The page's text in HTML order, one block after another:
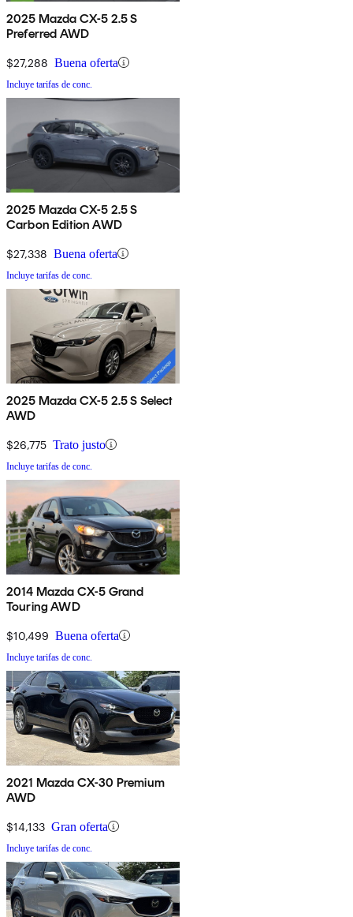
2025 Mazda CX-5 2.5 S
Preferred AWD
$27,288 Buena oferta
Incluye tarifas de conc.
2025 Mazda CX-5 2.5 S
Carbon Edition AWD
$27,338 Buena oferta
Incluye tarifas de conc.
2025 Mazda CX-5 2.5 S Select
AWD
$26,775 Trato justo
Incluye tarifas de conc.
2014 Mazda CX-5 Grand
Touring AWD
$10,499 Buena oferta
Incluye tarifas de conc.
2021 Mazda CX-30 Premium
AWD
$14,133 Gran oferta
Incluye tarifas de conc.